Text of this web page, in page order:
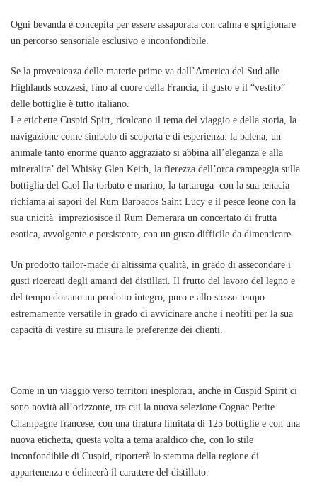
Ogni bevanda è concepita per essere assaporata con calma e sprigionare
un percorso sensoriale esclusivo e inconfondibile.
Se la provenienza delle materie prime va dall’America del Sud alle
Highlands scozzesi, fino al cuore della Francia, il gusto e il “vestito”
delle bottiglie è tutto italiano.
Le etichette Cuspid Spirt, ricalcano il tema del viaggio e della storia, la
navigazione come simbolo di scoperta e di esperienza: la balena, un
animale tanto enorme quanto aggraziato si abbina all’eleganza e alla
mineralita’ del Whisky Glen Keith, la fierezza dell’orca campeggia sulla
bottiglia del Caol Ila torbato e marino; la tartaruga con la sua tenacia
richiama ai sapori del Rum Barbados Saint Lucy e il pesce leone con la
sua unicità impreziosisce il Rum Demerara un concertato di frutta
esotica, avvolgente e persistente, con un gusto difficile da dimenticare.
Un prodotto tailor-made di altissima qualità, in grado di assecondare i
gusti ricercati degli amanti dei distillati. Il frutto del lavoro del legno e
del tempo donano un prodotto integro, puro e allo stesso tempo
estremamente versatile in grado di avvicinare anche i neofiti per la sua
capacità di vestire su misura le preferenze dei clienti.
Come in un viaggio verso territori inesplorati, anche in Cuspid Spirit ci
sono novità all’orizzonte, tra cui la nuova selezione Cognac Petite
Champagne francese, con una tiratura limitata di 125 bottiglie e con una
nuova etichetta, questa volta a tema araldico che, con lo stile
inconfondibile di Cuspid, riporterà lo stemma della regione di
appartenenza e delineerà il carattere del distillato.